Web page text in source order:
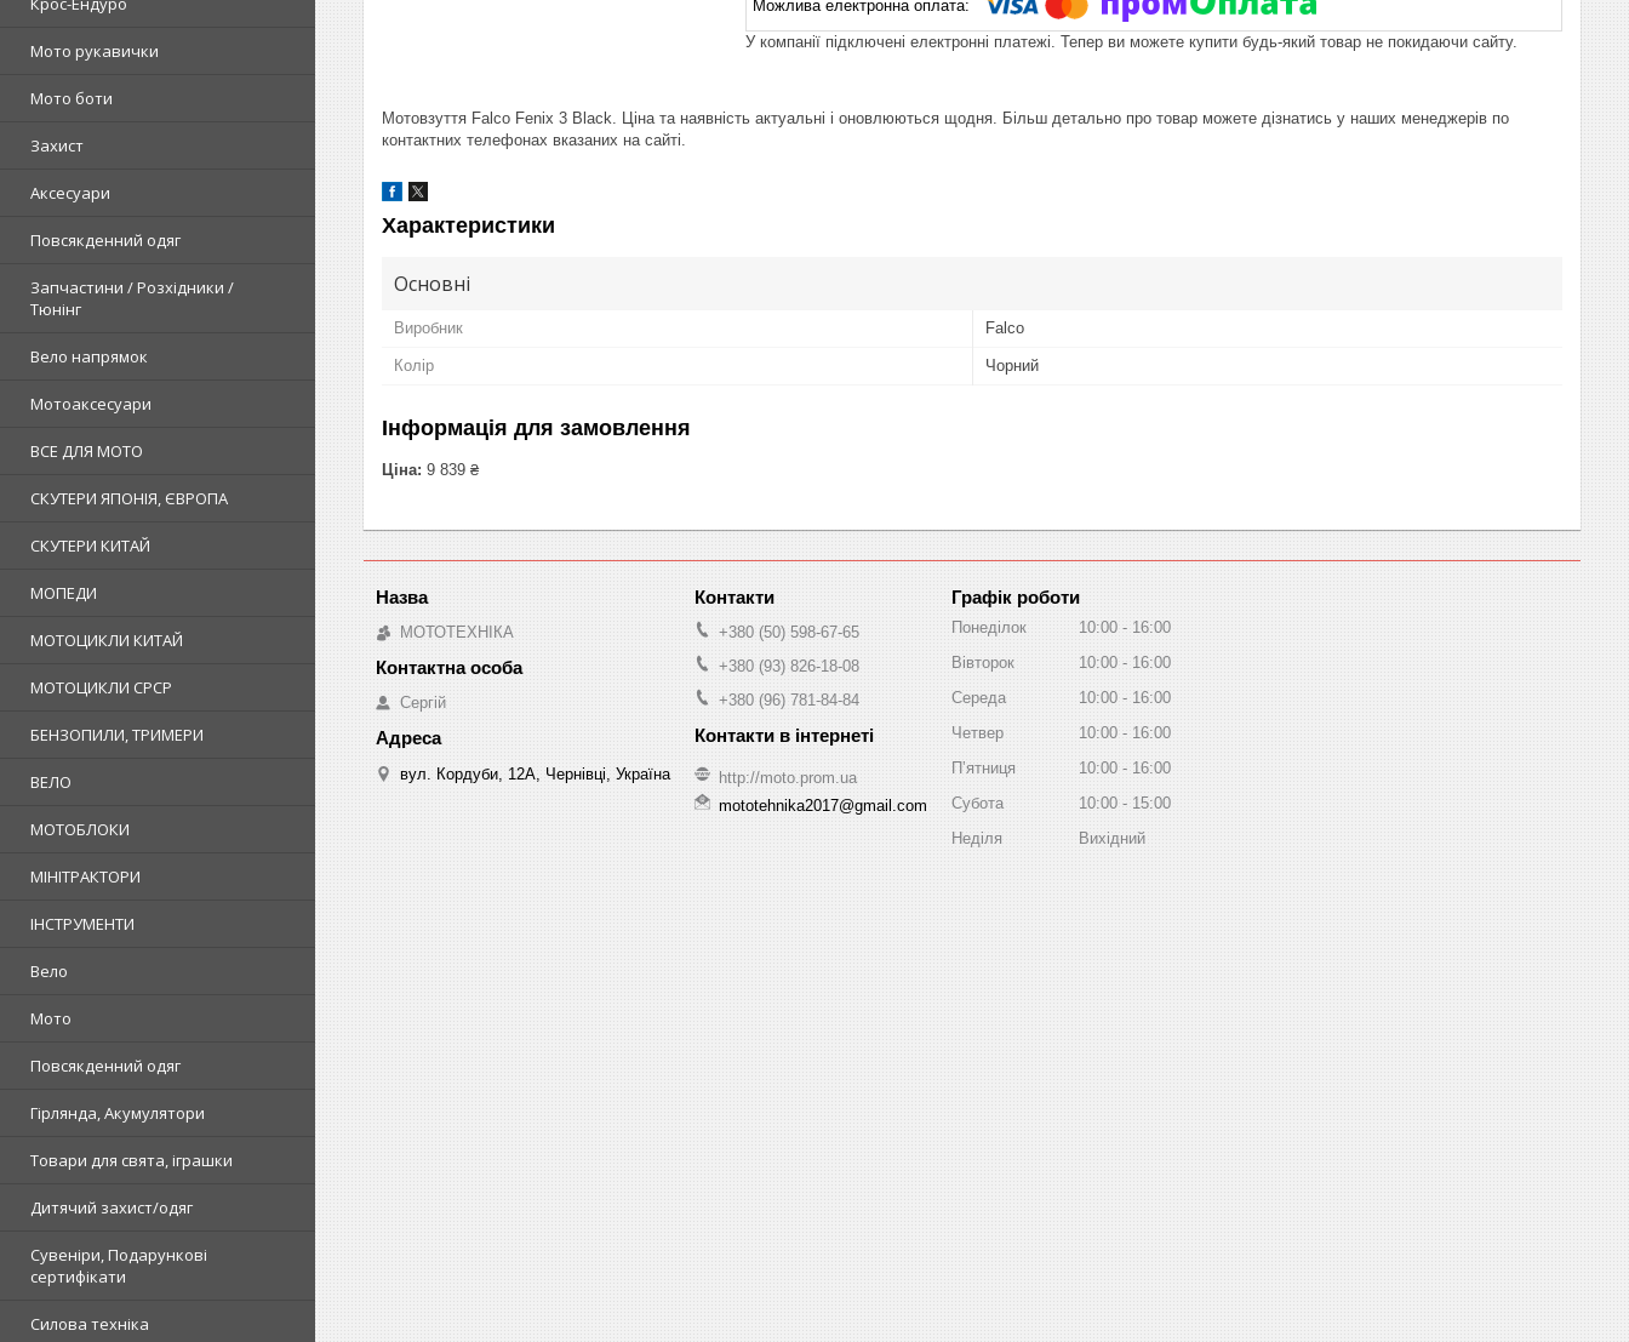
Мото рукавички
Мото боти
Захист
Аксесуари
Повсякденний одяг
Запчастини / Розхідники /
Тюнінг
Вело напрямок
Мотоаксесуари
ВСЕ ДЛЯ МОТО
СКУТЕРИ ЯПОНІЯ, ЄВРОПА
СКУТЕРИ КИТАЙ
МОПЕДИ
МОТОЦИКЛИ КИТАЙ
МОТОЦИКЛИ СРСР
БЕНЗОПИЛИ, ТРИМЕРИ
ВЕЛО
МОТОБЛОКИ
МІНІТРАКТОРИ
ІНСТРУМЕНТИ
Вело
Мото
Повсякденний одяг
Гірлянда, Акумулятори
Товари для свята, іграшки
Дитячий захист/одяг
Сувеніри, Подарункові
сертифікати
Силова техніка
У компанії підключені електронні платежі. Тепер ви можете купити будь-який товар не покидаючи сайту.
Мотовзуття Falco Fenix 3 Black. Ціна та наявність актуальні і оновлюються щодня. Більш детально про товар можете дізнатись у наших менеджерів по
контактних телефонах вказаних на сайті.
Характеристики
Основні
Виробник Falco
Колір Чорний
Інформація для замовлення
Ціна: 9 839 ₴
МОТОТЕХНІКА
Сергій
вул. Кордуби, 12А, Чернівці, Україна
+380 (50) 598-67-65
+380 (93) 826-18-08
+380 (96) 781-84-84
http://moto.prom.ua
mototehnika2017@gmail.com
Графік роботи
Понеділок 10:00
16:00
Вівторок
10:00
16:00
Середа
10:00
16:00
Четвер
10:00
16:00
Пʼятниця
10:00
16:00
Субота
10:00
15:00
Неділя
Вихідний